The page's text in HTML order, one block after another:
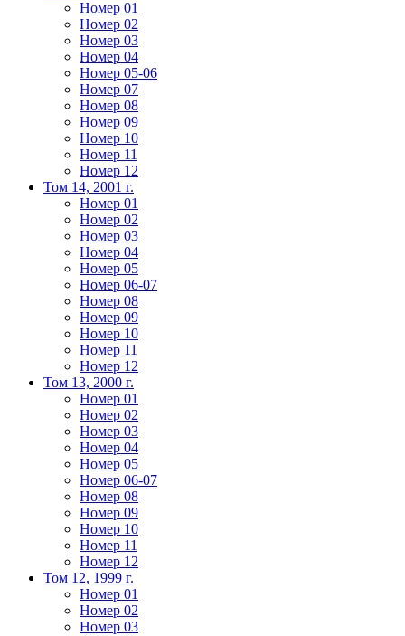
Номер 01
Номер 02
Номер 03
Номер 04
Номер 05-06
Номер 07
Номер 08
Номер 09
Номер 10
Номер 11
Номер 12
Том 14, 2001 г.
Номер 01
Номер 02
Номер 03
Номер 04
Номер 05
Номер 06-07
Номер 08
Номер 09
Номер 10
Номер 11
Номер 12
Том 13, 2000 г.
Номер 01
Номер 02
Номер 03
Номер 04
Номер 05
Номер 06-07
Номер 08
Номер 09
Номер 10
Номер 11
Номер 12
Том 12, 1999 г.
Номер 01
Номер 02
Номер 03